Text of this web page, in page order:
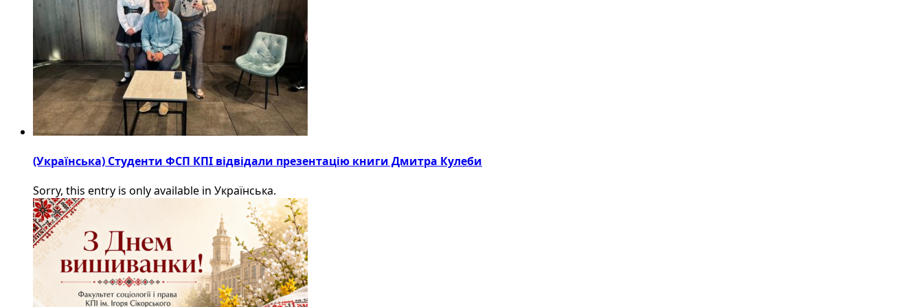
(Українська) Студенти ФСП КПІ відвідали презентацію книги Дмитра Кулеби
Sorry, this entry is only available in Українська.